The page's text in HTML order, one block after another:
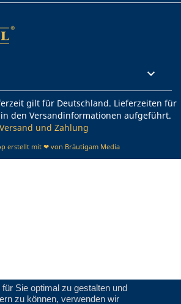
Sie optimal zu gestalten und
zu können, verwenden wir

gilt für Deutschland. Lieferzeiten für
den Versandinformationen aufgeführt.
Versand und Zahlung
erstellt mit ❤ von Bräutigam Media